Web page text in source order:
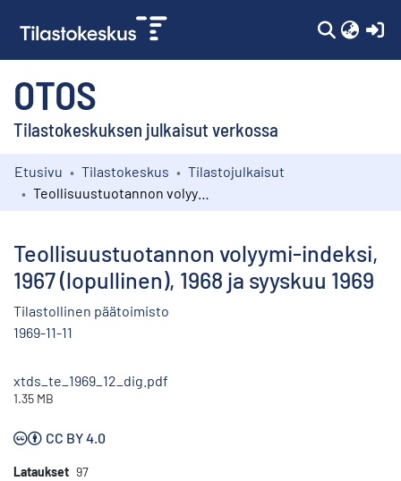
OTOS
Tilastokeskuksen julkaisut verkossa
Kokoelmat
Etusivu Tilastokeskus
Tilastojulkaisut
Teollisuustuotannon volyymi-indeksi,
1967 (lopullinen), 1968 ja syyskuu 1969
Tilastollinen päätoimisto
1969-11-11
xtds_te_1969_12_dig.pdf
1.35 MB
CC BY 4.0
Lataukset 97